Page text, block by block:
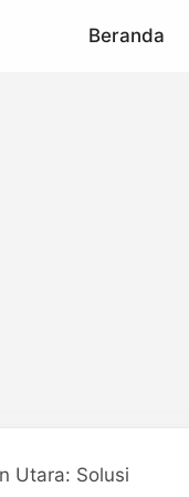
Beranda
Utara: Solusi